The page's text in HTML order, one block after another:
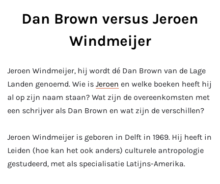
Dan Brown versus Jeroen
Windmeijer
Jeroen Windmeijer, hij wordt dé Dan Brown van de Lage
Landen genoemd. Wie is Jeroen en welke boeken heeft hij
al op zijn naam staan? Wat zijn de overeenkomsten met
een schrijver als Dan Brown en wat zijn de verschillen?
Jeroen Windmeijer is geboren in Delft in 1969. Hij heeft in
Leiden (hoe kan het ook anders) culturele antropologie
gestudeerd, met als specialisatie Latijns-Amerika.